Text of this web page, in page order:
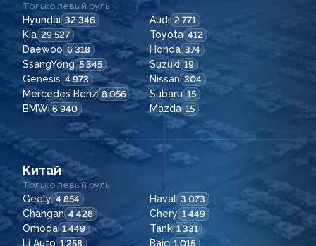
Только левый руль
Hyundai 32 346 Audi 2 771
Kia 29 527 Toyota 412
Daewoo 6 318 Honda 374
SsangYong 5 345 Suzuki 19
Genesis 4 973 Nissan 304
Mercedes Benz 8 056 Subaru 15
BMW 6 940 Mazda 15
Китай
Только левый руль
Geely 4 854 Haval 3 073
Changan 4 428 Chery 1 449
Omoda 1 449 Tank 1 331
Li Auto 1 258 Baic 1 015